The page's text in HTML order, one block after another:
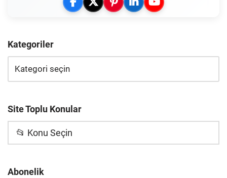
Kategoriler
Site Toplu Konular
📂 Konu Seçin
Abonelik